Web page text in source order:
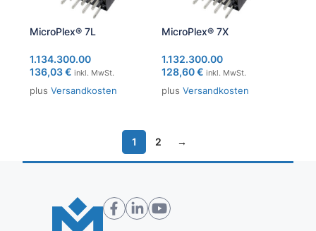
MicroPlex® 7L
1.134.300.00
136,03€ inkl. MwSt.
plus Versandkosten
MicroPlex® 7X
1.132.300.00
128,60€ inkl. MwSt.
plus Versandkosten
1 2 →